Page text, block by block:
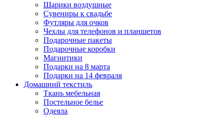
Шарики воздушные
Сувениры к свадьбе
Футляры для очков
Чехлы для телефонов и планшетов
Подарочные пакеты
Подарочные коробки
Магнитики
Подарки на 8 марта
Подарки на 14 февраля
Домашний текстиль
Ткань мебельная
Постельное белье
Одеяла